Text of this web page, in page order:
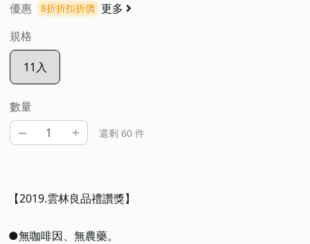
優惠 8折折扣折價 更多
規格
11入
數量
– + 還剩 60 件
【2019.雲林良品禮讚獎】
●無咖啡因、無農藥。